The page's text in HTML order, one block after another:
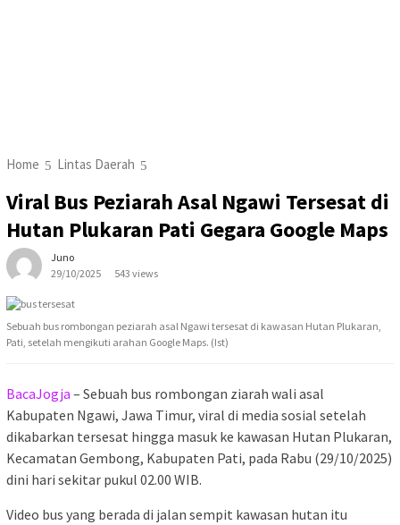
Home Lintas Daerah
Viral Bus Peziarah Asal Ngawi Tersesat di
Hutan Plukaran Pati Gegara Google Maps
Juno
29/10/2025
543 views
Sebuah bus rombongan peziarah asal Ngawi tersesat di kawasan Hutan Plukaran,
Pati, setelah mengikuti arahan Google Maps. (Ist)
BacaJogja – Sebuah bus rombongan ziarah wali asal
Kabupaten Ngawi, Jawa Timur, viral di media sosial setelah
dikabarkan tersesat hingga masuk ke kawasan Hutan Plukaran,
Kecamatan Gembong, Kabupaten Pati, pada Rabu (29/10/2025)
dini hari sekitar pukul 02.00 WIB.
Video bus yang berada di jalan sempit kawasan hutan itu